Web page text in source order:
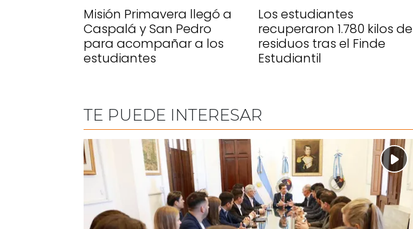
Misión Primavera llegó a
Caspalá y San Pedro
para acompañar a los
estudiantes
Los estudiantes
recuperaron 1.780 kilos de
residuos tras el Finde
Estudiantil
TE PUEDE INTERESAR